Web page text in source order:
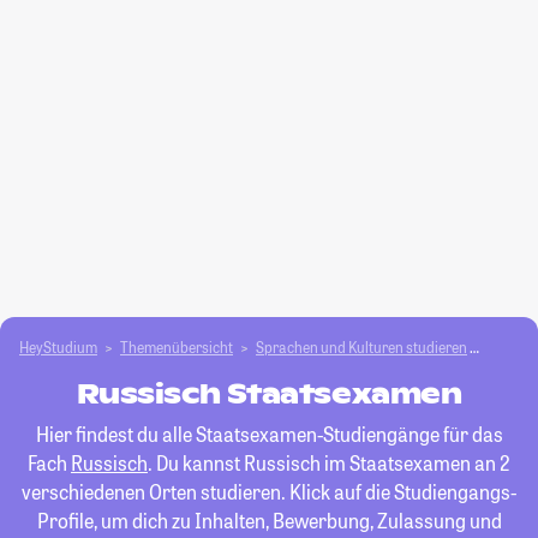
HeyStudium Themenübersicht Sprachen und Kulturen studieren
Russisch Staatsexamen
Hier findest du alle Staatsexamen-Studiengänge für das
Fach Russisch. Du kannst Russisch im Staatsexamen an 2
verschiedenen Orten studieren. Klick auf die Studiengangs-
Profile, um dich zu Inhalten, Bewerbung, Zulassung und